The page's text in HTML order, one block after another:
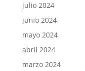
julio 2024
junio 2024
mayo 2024
abril 2024
marzo 2024